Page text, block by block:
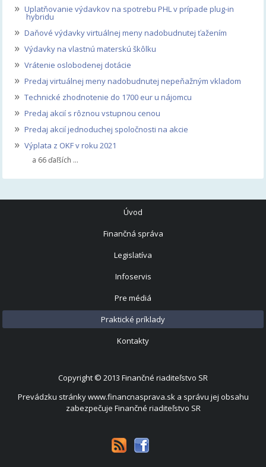
» Uplatňovanie výdavkov na spotrebu PHL v prípade plug-in
hybridu
» Daňové výdavky virtuálnej meny nadobudnutej ťažením
» Výdavky na vlastnú materskú škôlku
» Vrátenie oslobodenej dotácie
» Predaj virtuálnej meny nadobudnutej nepeňažným vkladom
» Technické zhodnotenie do 1700 eur u nájomcu
» Predaj akcií s rôznou vstupnou cenou
» Predaj akcií jednoduchej spoločnosti na akcie
» Výplata z OKF v roku 2021
a 66 ďaľších ...
Úvod
Finančná správa
Legislatíva
Infoservis
Pre médiá
Praktické príklady
Kontakty
Copyright © 2013 Finančné riaditeľstvo SR
Prevádzku stránky www.financnasprava.sk a správu jej obsahu
zabezpečuje Finančné riaditeľstvo SR